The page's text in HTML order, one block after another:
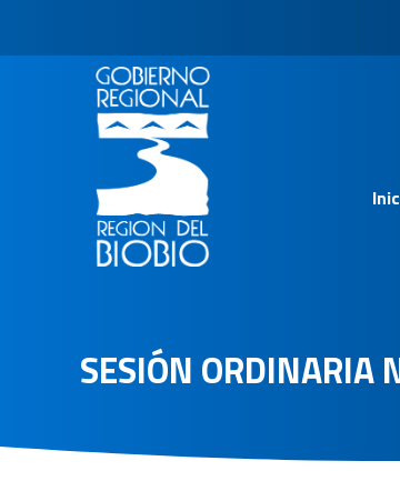
SESIÓN ORDINARIA